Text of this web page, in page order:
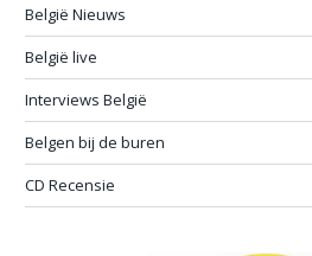
België Nieuws
België live
Interviews België
Belgen bij de buren
CD Recensie